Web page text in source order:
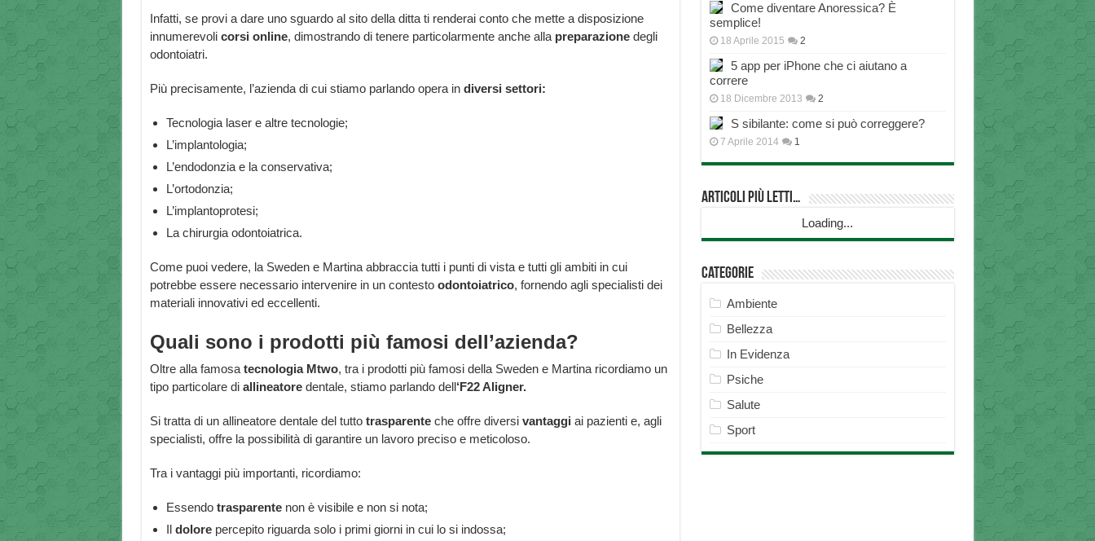
Infatti, se provi a dare uno sguardo al sito della ditta ti renderai conto che mette a disposizione
innumerevolicorsi online, dimostrando di tenere particolarmente anche alla preparazionedegli
odontoiatri.
Più precisamente, l’azienda di cui stiamo parlando opera in diversi settori:
Tecnologia laser e altre tecnologie;
L’implantologia;
L’endodonzia e la conservativa;
L’ortodonzia;
L’implantoprotesi;
La chirurgia odontoiatrica.
Come puoi vedere, la Sweden e Martina abbraccia tutti i punti di vista e tutti gli ambiti in cui
potrebbe essere necessario intervenire in un contesto odontoiatrico, fornendo agli specialisti dei
materiali innovativi ed eccellenti.
Quali sono i prodotti più famosi dell’azienda?
Oltre alla famosa tecnologia Mtwo, tra i prodotti più famosi della Sweden e Martina ricordiamo un
tipo particolare di allineatoredentale, stiamo parlando dell‘F22 Aligner.
Si tratta di un allineatore dentale del tutto trasparenteche offre diversi vantaggi ai pazienti e, agli
specialisti, offre la possibilità di garantire un lavoro preciso e meticoloso.
Tra i vantaggi più importanti, ricordiamo:
Essendo trasparentenon è visibile e non si nota;
Il dolorepercepito riguarda solo i primi giorni in cui lo si indossa;
Come diventare Anoressica? È
semplice!
18 Aprile 2015 2
5 app per iPhone che ci aiutano a
correre
18 Dicembre 2013 2
S sibilante: come si può correggere?
7 Aprile 2014 1
Articoli più Letti…
Loading...
Categorie
Ambiente
Bellezza
In Evidenza
Psiche
Salute
Sport